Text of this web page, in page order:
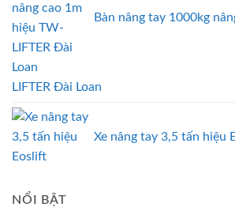
Bàn nâng tay 1000kg
LIFTER Đài Loan
Xe nâng tay 3,5 tấn hiệu
NỔI BẬT